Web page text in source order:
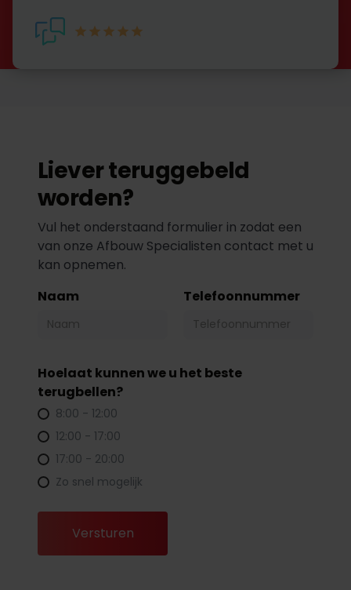
Liever teruggebeld
worden?
Vul het onderstaand formulier in zodat een
van onze Afbouw Specialisten contact met u
kan opnemen.
Naam
Telefoonnummer
Hoelaat kunnen we u het beste
terugbellen?
8:00 - 12:00
12:00 - 17:00
17:00 - 20:00
Zo snel mogelijk